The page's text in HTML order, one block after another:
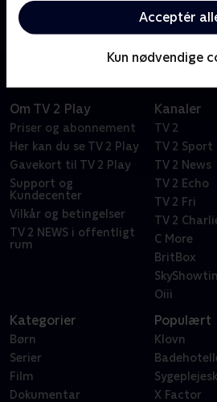
Acceptér
Kun nødvendige
hans venner og bondens hund
at rette op på.
Om TV 2 Play
Priser og abonnement
Her kan du se TV 2 Play
Gavekort til TV 2 Play
Support og
Kundecenter
Vilkår og betingelser
TV 2 NEWS i offentligt
rum
Kanaler
TV 2
TV 2 Sport
TV 2 News
TV 2 Echo
TV 2 Fri
TV 2
C More
BritBox
Oiii
Kategorier
Børn
Serier
Film
Dokumentar
Populært
Klovn
X Factor